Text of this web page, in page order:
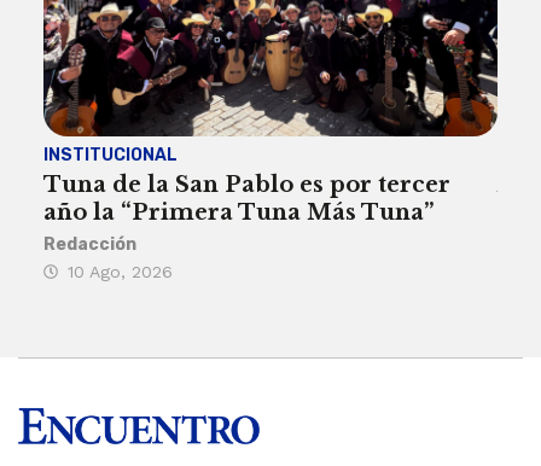
INSTITUCIONAL
Tuna de la San Pablo es por tercer
año la “Primera Tuna Más Tuna”
Redacción
10 Ago, 2026